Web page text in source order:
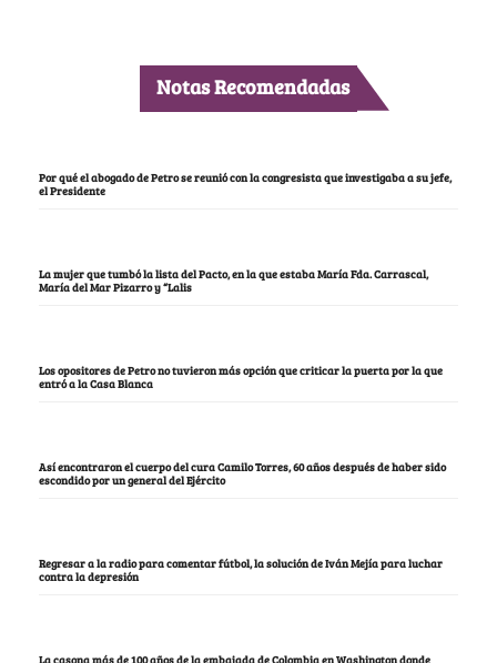
Notas Recomendadas
Por qué el abogado de Petro se reunió con la congresista que investigaba a su jefe,
el Presidente
La mujer que tumbó la lista del Pacto, en la que estaba María Fda. Carrascal,
María del Mar Pizarro y “Lalis
Los opositores de Petro no tuvieron más opción que criticar la puerta por la que
entró a la Casa Blanca
Así encontraron el cuerpo del cura Camilo Torres, 60 años después de haber sido
escondido por un general del Ejército
Regresar a la radio para comentar fútbol, la solución de Iván Mejía para luchar
contra la depresión
La casona más de 100 años de la embajada de Colombia en Washington donde